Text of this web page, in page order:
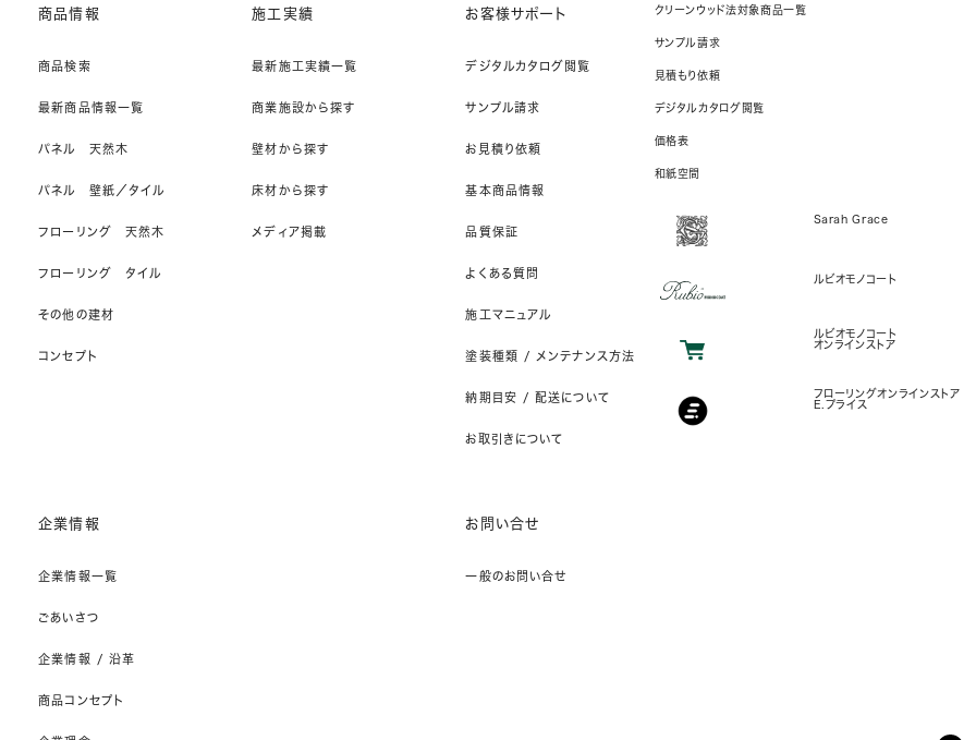
商品情報
商品検索
最新商品情報一覧
パネル 天然木
パネル 壁紙／タイル
フローリング 天然木
フローリング タイル
その他の建材
コンセプト
施工実績
最新施工実績一覧
商業施設から探す
壁材から探す
床材から探す
メディア掲載
お客様サポート
デジタルカタログ閲覧
サンプル請求
お見積り依頼
基本商品情報
品質保証
よくある質問
施工マニュアル
塗装種類 / メンテナンス方法
納期目安 / 配送について
お取引きについて
企業情報
企業情報一覧
ごあいさつ
企業情報 / 沿革
商品コンセプト
お問い合せ
一般のお問い合せ
クリーンウッド法対象商品一覧
サンプル請求
見積もり依頼
デジタルカタログ閲覧
価格表
和紙空間
Sarah Grace
ルビオモノコート
ルビオモノコート
オンラインストア
フローリングオンラインストア
E.プライス